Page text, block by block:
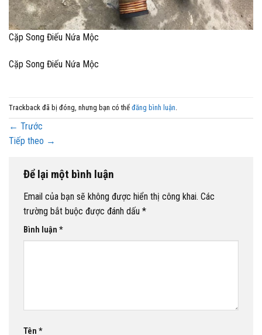
Cặp Song Điếu Nứa Mộc
Cặp Song Điếu Nứa Mộc
Trackback đã bị đóng, nhưng bạn có thể đăng bình luận
← Trước
Tiếp theo →
Để lại một bình luận
Email của bạn sẽ không được hiển thị công khai. Các
trường bắt buộc được đánh dấu *
Bình luận *
Tên *